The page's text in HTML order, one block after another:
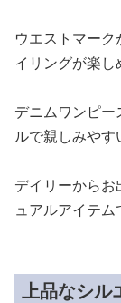
ウエストマー
イリングが楽し
デニムワンピ
ルで親しみやす
デイリーから
ュアルアイテム
上品なシル